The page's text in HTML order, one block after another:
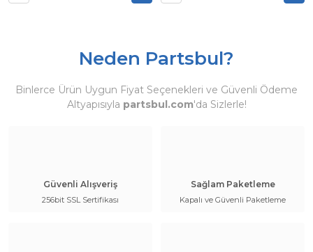
Neden Partsbul?
Binlerce Ürün Uygun Fiyat Seçenekleri ve Güvenli Ödeme
Altyapısıyla partsbul.com'da Sizlerle!
Güvenli Alışveriş
256bit SSL Sertifikası
Sağlam Paketleme
Kapalı ve Güvenli Paketleme